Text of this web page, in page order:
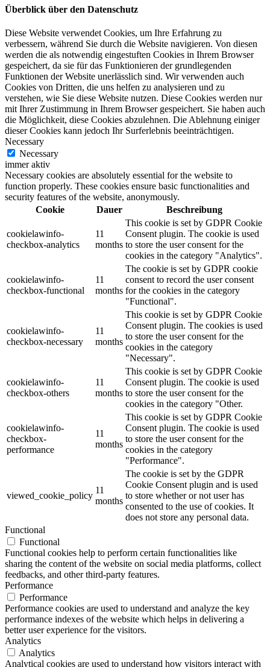
Überblick über den Datenschutz
Diese Website verwendet Cookies, um Ihre Erfahrung zu
verbessern, während Sie durch die Website navigieren. Von diesen
werden die als notwendig eingestuften Cookies in Ihrem Browser
gespeichert, da sie für das Funktionieren der grundlegenden
Funktionen der Website unerlässlich sind. Wir verwenden auch
Cookies von Dritten, die uns helfen zu analysieren und zu
verstehen, wie Sie diese Website nutzen. Diese Cookies werden nur
mit Ihrer Zustimmung in Ihrem Browser gespeichert. Sie haben auch
die Möglichkeit, diese Cookies abzulehnen. Die Ablehnung einiger
dieser Cookies kann jedoch Ihr Surferlebnis beeinträchtigen.
Necessary
Necessary
immer aktiv
Necessary cookies are absolutely essential for the website to
function properly. These cookies ensure basic functionalities and
security features of the website, anonymously.
Cookie
Dauer Beschreibung
cookielawinfo-
checkbox-analytics
11
months
This cookie is set by GDPR Cookie
Consent plugin. The cookie is used
to store the user consent for the
cookies in the category "Analytics".
cookielawinfo-
checkbox-functional
11
months
The cookie is set by GDPR cookie
consent to record the user consent
for the cookies in the category
"Functional".
cookielawinfo-
checkbox-necessary
11
months
This cookie is set by GDPR Cookie
Consent plugin. The cookies is used
to store the user consent for the
cookies in the category
"Necessary".
cookielawinfo-
checkbox-others
11
months
This cookie is set by GDPR Cookie
Consent plugin. The cookie is used
to store the user consent for the
cookies in the category "Other.
cookielawinfo-
checkbox-
performance
11
months
This cookie is set by GDPR Cookie
Consent plugin. The cookie is used
to store the user consent for the
cookies in the category
"Performance".
viewed_cookie_policy
11
months
The cookie is set by the GDPR
Cookie Consent plugin and is used
to store whether or not user has
consented to the use of cookies. It
does not store any personal data.
Functional
Functional
Functional cookies help to perform certain functionalities like
sharing the content of the website on social media platforms, collect
feedbacks, and other third-party features.
Performance
Performance
Performance cookies are used to understand and analyze the key
performance indexes of the website which helps in delivering a
better user experience for the visitors.
Analytics
Analytics
Analytical cookies are used to understand how visitors interact with